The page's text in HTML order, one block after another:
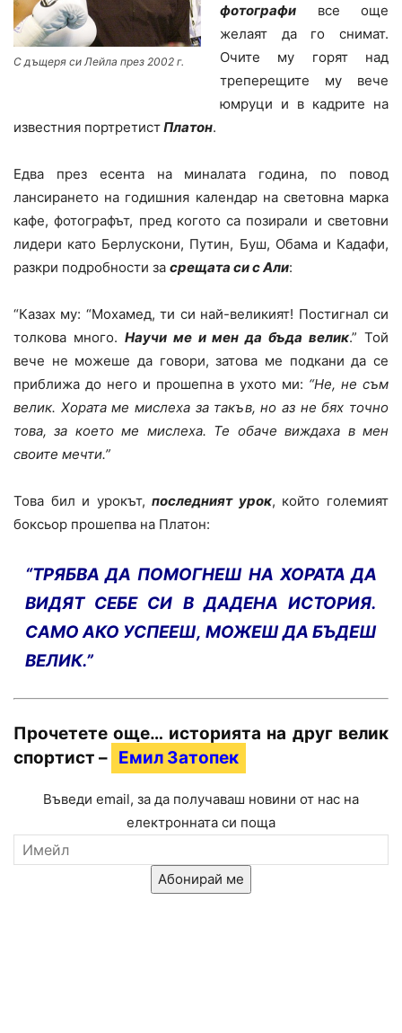
С дъщеря си Лейла през 2002 г.
фотографи все още
желаят да го снимат.
Очите му горят над
треперещите му вече
юмруци и в кадрите на
известния портретистПлатон.
Едва през есента на миналата година, по повод
лансирането на годишния календар на световна марка
кафе, фотографът, пред когото са позирали и световни
лидери като Берлускони, Путин, Буш, Обама и Кадафи,
разкри подробности за срещата си с Али:
“Казах му: “Мохамед, ти си най-великият! Постигнал си
толкова много. Научи ме и мен да бъда велик.” Той
вече не можеше да говори, затова ме подкани да се
приближа до него и прошепна в ухото ми: “Не, не съм
велик. Хората ме мислеха за такъв, но аз не бях точно
това, за което ме мислеха. Те обаче виждаха в мен
своите мечти.”
Това бил и урокът,последният урок, който големият
боксьор прошепва на Платон:
“ТРЯБВА ДА ПОМОГНЕШ НА ХОРАТА ДА
ВИДЯТ СЕБЕ СИ В ДАДЕНА ИСТОРИЯ.
САМО АКО УСПЕЕШ, МОЖЕШ ДА БЪДЕШ
ВЕЛИК.”
Прочетете още… историята на друг велик
спортист – Емил Затопек
Въведи email, за да получаваш новини от нас на
електронната си поща
Абонирай ме